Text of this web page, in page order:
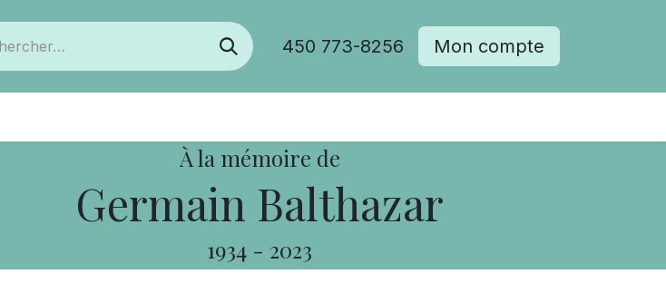
450 773-8256 Mon compte
À la mémoire de
Germain Balthazar
1934 - 2023